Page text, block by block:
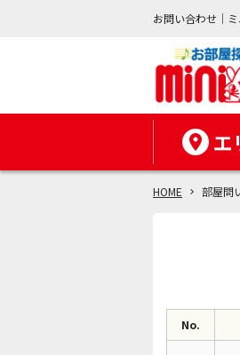
お問い合わせ｜
エ
HOME 部屋問
No.